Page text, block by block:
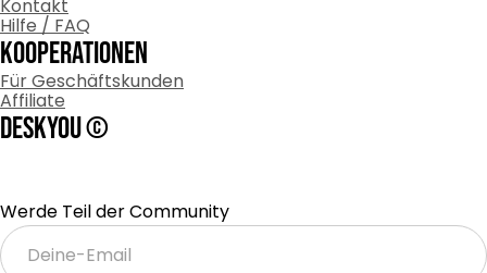
Kontakt
Hilfe / FAQ
Kooperationen
Für Geschäftskunden
Affiliate
DESKYOU ©
Werde Teil der Community
Deine-
Email